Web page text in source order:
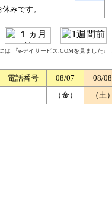
休みです。
は 『e-デイサービス.COMを見ました
電話番号 08/07
08/08
（金）
（土